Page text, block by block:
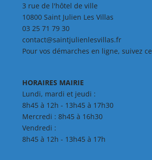
3 rue de l'hôtel de ville
10800 Saint Julien Les Villas
03 25 71 79 30
contact@saintjulienlesvillas.fr
Pour vos démarches en ligne, suivez ce
HORAIRES MAIRIE
Lundi, mardi et jeudi :
8h45 à 12h - 13h45 à 17h30
Mercredi : 8h45 à 16h30
Vendredi :
8h45 à 12h - 13h45 à 17h